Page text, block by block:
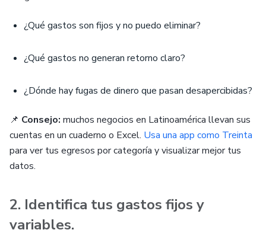
¿Qué gastos son fijos y no puedo eliminar?
¿Qué gastos no generan retorno claro?
¿Dónde hay fugas de dinero que pasan desapercibidas?
📌 Consejo: muchos negocios en Latinoamérica llevan sus
cuentas en un cuaderno o Excel. Usa una app como Treinta
para ver tus egresos por categoría y visualizar mejor tus
datos.
2. Identifica tus gastos fijos y
variables.